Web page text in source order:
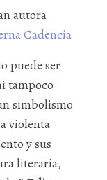
autora
Cadencia
puede ser
tampoco
simbolismo
violenta
y sus
literaria,